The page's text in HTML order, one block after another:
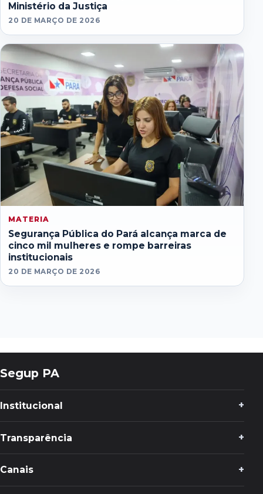
Ministério da Justiça
20 DE MARÇO DE 2026
MATERIA
Segurança Pública do Pará alcança marca de
cinco mil mulheres e rompe barreiras
institucionais
20 DE MARÇO DE 2026
Segup PA
Institucional
Transparência
Canais